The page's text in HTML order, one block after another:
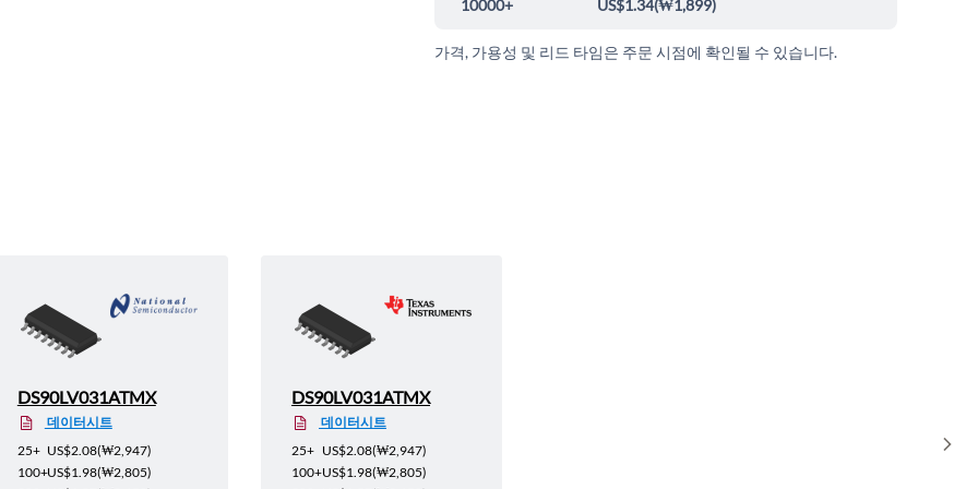
10000+ US$1.34(₩1,899)
가격, 가용성 및 리드 타임은 주문 시점에 확인될 수 있습니다.
DS90LV031ATMX
데이터시트
25+ US$2.08(₩2,947)
100+US$1.98(₩2,805)
DS90LV031ATMX
데이터시트
25+ US$2.08(₩2,947)
100+US$1.98(₩2,805)